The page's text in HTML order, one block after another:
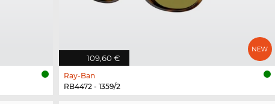
109,60 €
Ray-Ban
RB4472 - 1359/2